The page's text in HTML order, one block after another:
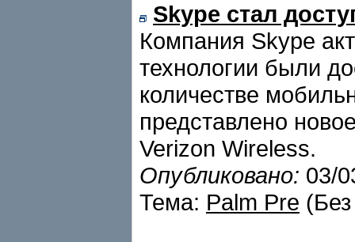
Skype стал
Компания Skype
технологии были
количестве
представлено
Verizon Wireless.
Опубликовано: 03/
Тема: Palm Pre